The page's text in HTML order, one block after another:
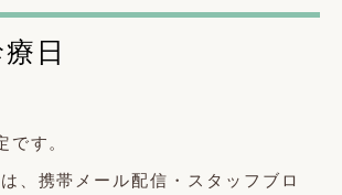
日
です。
、携帯メール配信・スタッフブロ